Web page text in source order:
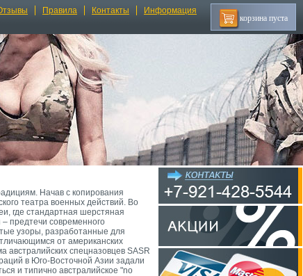
Правила Контакты Информация
корзина пуста
Начав с копирования
театра военных действий. Во
где стандартная шерстяная
предтечи современного
узоры, разработанные для
от американских
австралийских спецназовцев SASR
в Юго-Восточной Азии задали
и типично австралийское "no